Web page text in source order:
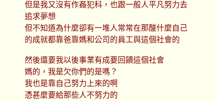
但是我又沒有作姦犯科，也跟一般人平凡努力去
追求夢想
但不知道為什麼卻有一堆人常常在那酸什麼自己
的成就都靠爸靠媽和公司的員工與這個社會的
然後還要我以後事業有成要回饋這個社會
媽的，我是欠你們的是嗎？
我也是靠自己努力上來的啊
憑甚麼要給那些人不努力的